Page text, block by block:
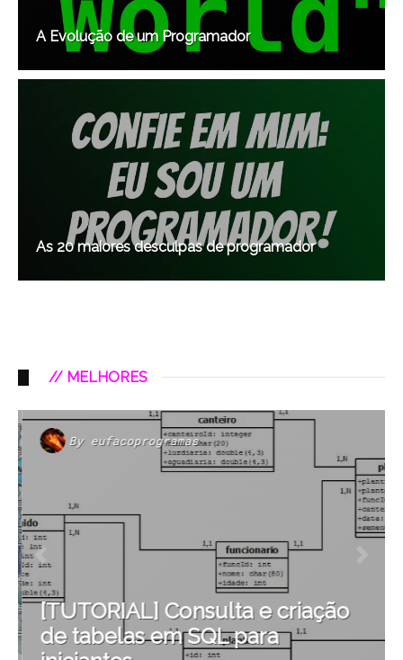
A Evolução de um Programador
As 20 maiores desculpas de programador
// MELHORES
By eufacoprogramas
[TUTORIAL] Consulta e criação
de tabelas em SQL para